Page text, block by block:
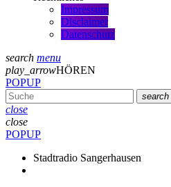
Impressum
Disclaimer
Datenschutz
search menu
play_arrowHÖREN
POPUP
search
close
close
POPUP
Stadtradio Sangerhausen